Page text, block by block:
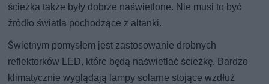
ścieżka także były dobrze naświetlone. Nie musi to być
źródło światła pochodzące z altanki.
Świetnym pomysłem jest zastosowanie drobnych
reflektorków LED, które będą naświetlać ścieżkę. Bardzo
klimatycznie wyglądają lampy solarne stojące wzdłuż